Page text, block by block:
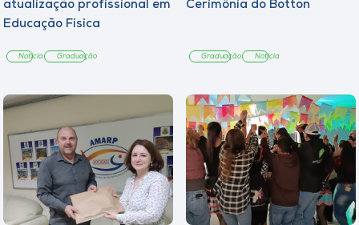
atualização profissional em
Educação Física
Notícia Graduação
Cerimônia do Botton
Graduação Notícia